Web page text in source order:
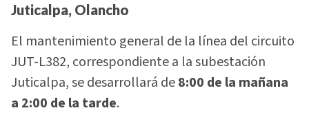
Juticalpa, Olancho
El mantenimiento general de la línea del circuito
JUT-L382, correspondiente a la subestación
Juticalpa, se desarrollará de8:00 de la mañana
a 2:00 de la tarde.